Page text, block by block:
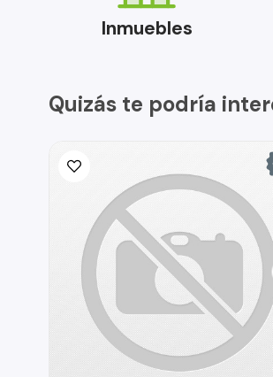
Inmuebles
Quizás te podría